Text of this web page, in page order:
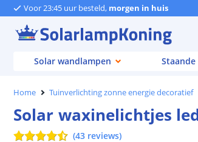
Voor 23:45 uur besteld, morgen in huis
Solar wandlampen
Home Tuinverlichting zonne energie decoratief
Solar waxinelichtjes
(43 reviews)